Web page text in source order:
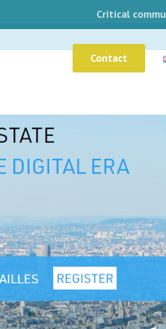
Critical
Contact